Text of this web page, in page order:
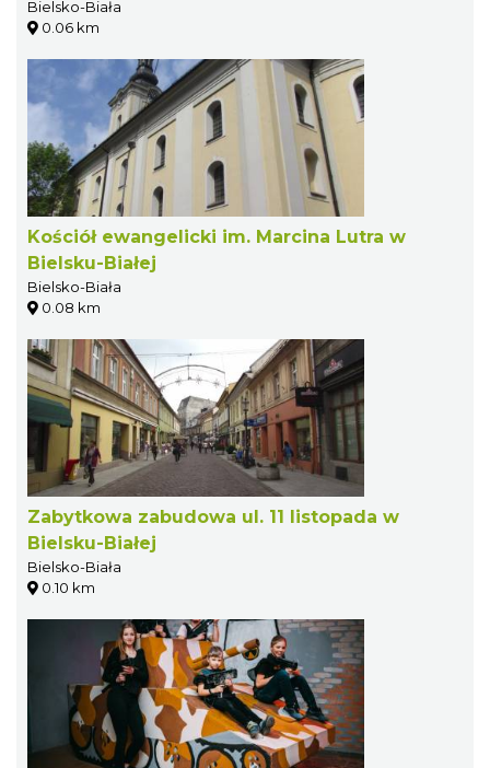
Bielsko-Biała
0.06 km
Kościół ewangelicki im. Marcina Lutra w
Bielsku-Białej
Bielsko-Biała
0.08 km
Zabytkowa zabudowa ul. 11 listopada w
Bielsku-Białej
Bielsko-Biała
0.10 km